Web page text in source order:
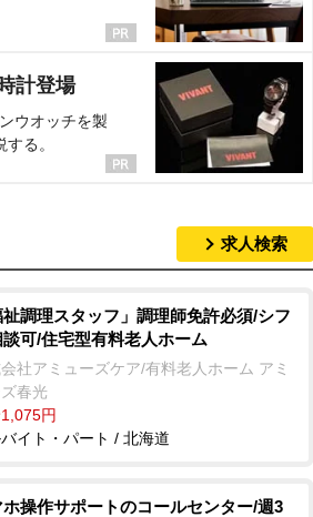
計登場
ウオッチを製
る。
求人検索
祉調理スタッフ」調理師免許必須/シフ
談可/住宅型有料老人ホーム
社アミューズケア/有料老人ホーム アミ
ズ春光
円
イト・パート / 北海道
ホ操作サポートのコールセンター/週3